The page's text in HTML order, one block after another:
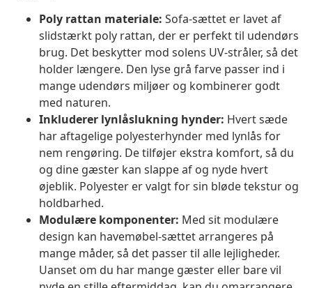
Poly rattan materiale: Sofa-sættet er lavet af
slidstærkt poly rattan, der er perfekt til udendørs
brug. Det beskytter mod solens UV-stråler, så det
holder længere. Den lyse grå farve passer ind i
mange udendørs miljøer og kombinerer godt
med naturen.
Inkluderer lynlåslukning hynder: Hvert sæde
har aftagelige polyesterhynder med lynlås for
nem rengøring. De tilføjer ekstra komfort, så du
og dine gæster kan slappe af og nyde hvert
øjeblik. Polyester er valgt for sin bløde tekstur og
holdbarhed.
Modulære komponenter: Med sit modulære
design kan havemøbel-sættet arrangeres på
mange måder, så det passer til alle lejligheder.
Uanset om du har mange gæster eller bare vil